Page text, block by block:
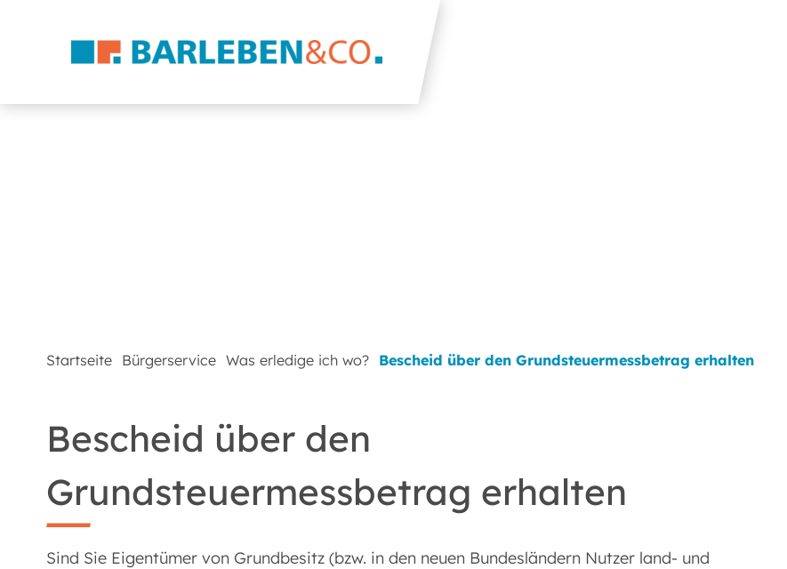
Startseite Bürgerservice Was erledige ich wo? Bescheid über den Grundsteuermessbetrag erhalten
Bescheid über den
Grundsteuermessbetrag erhalten
Sind Sie Eigentümer von Grundbesitz (bzw. in den neuen Bundesländern Nutzer land- und